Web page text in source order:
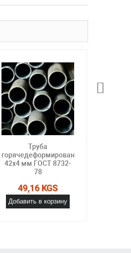
Труба
горячедеформированная
42х4 мм ГОСТ 8732-
78
49,16 KGS
Добавить в корзину